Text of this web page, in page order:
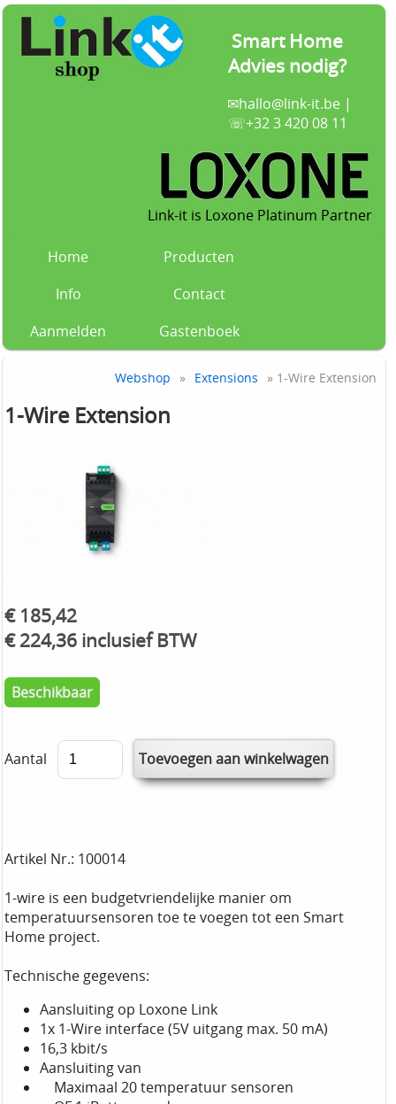
Smart Home
Advies nodig?
✉hallo@link-it.be|
☏+32 3 420 08 11
Link-it is Loxone Platinum Partner
Home
Producten
Info
Contact
Aanmelden
Gastenboek
Webshop » Extensions » 1-Wire Extension
1-Wire Extension
€ 185,42
€ 224,36 inclusief BTW
Beschikbaar
Aantal
Artikel Nr.: 100014
1-wire is een budgetvriendelijke manier om
temperatuursensoren toe te voegen tot een Smart
Home project.
Technische gegevens:
Aansluiting op Loxone Link
1x 1-Wire interface (5V uitgang max. 50 mA)
16,3 kbit/s
Aansluiting van
Maximaal 20 temperatuur sensoren